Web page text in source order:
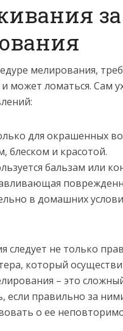
мелирования,
может ломаться. Сам
для окрашенных
блеском и красотой.
бальзам или
в домашних
не только
который
– это
если правильно за
о ее